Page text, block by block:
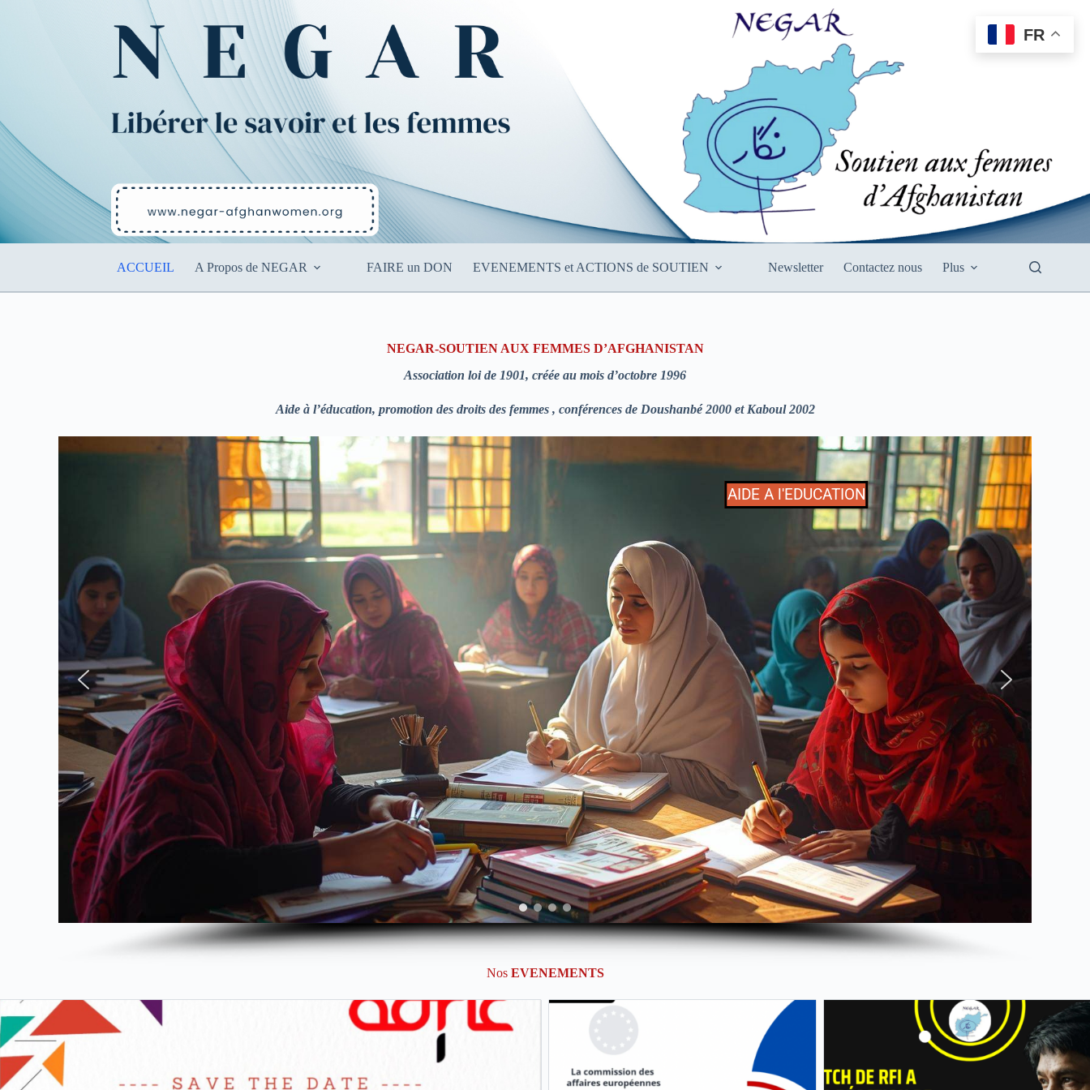
ACCUEIL A Propos de NEGAR FAIRE un DON EVENEMENTS et ACTIONS de SOUTIEN Newsletter Contactez nous Plus
NEGAR-SOUTIEN AUX FEMMES D’AFGHANISTAN
Association loi de 1901, créée au mois d’octobre 1996
Aide à l’éducation, promotion des droits des femmes , conférences de Doushanbé 2000 et Kaboul 2002
AIDE A l'EDUCATION
Nos EVENEMENTS
FR